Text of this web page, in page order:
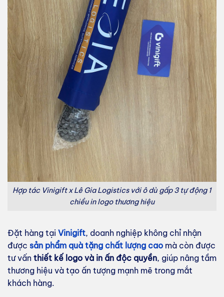
Hợp tác Vinigift x Lê Gia Logistics với ô dù gấp 3 tự động 1
chiều in logo thương hiệu
Đặt hàng tại Vinigift, doanh nghiệp không chỉ nhận
được sản phẩm quà tặng chất lượng cao mà còn được
tư vấn thiết kế logo và in ấn độc quyền, giúp nâng tầm
thương hiệu và tạo ấn tượng mạnh mẽ trong mắt
khách hàng.